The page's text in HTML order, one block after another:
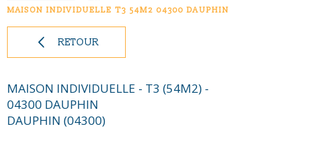
MAISON INDIVIDUELLE T3 54M2 04300 DAUPHIN
RETOUR
MAISON INDIVIDUELLE - T3 (54M2) -
04300 DAUPHIN
DAUPHIN (04300)